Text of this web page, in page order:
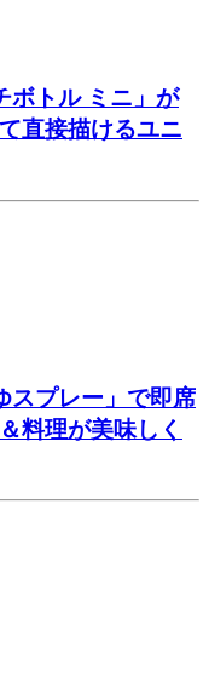
ボトル ミニ」が
直接描けるユニ
スプレー」で即席
料理が美味しく